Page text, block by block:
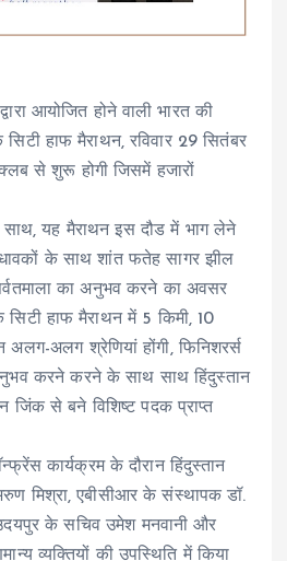
आयोजित होने वाली भारत की
हाफ मैराथन, रविवार 29 सितंबर
से शुरू होगी जिसमें हजारों
यह मैराथन इस दौड में भाग लेने
धावकों के साथ शांत फतेह सागर झील
का अनुभव करने का अवसर
सिटी हाफ मैराथन में 5 किमी, 10
अलग-अलग श्रेणियां होंगी, फिनिशरर्स
करने करने के साथ साथ हिंदुस्तान
जिंक से बने विशिष्ट पदक प्राप्त
कार्यक्रम के दौरान हिंदुस्तान
मिश्रा, एबीसीआर के संस्थापक डॉ.
के सचिव उमेश मनवानी और
व्यक्तियों की उपस्थिति में किया